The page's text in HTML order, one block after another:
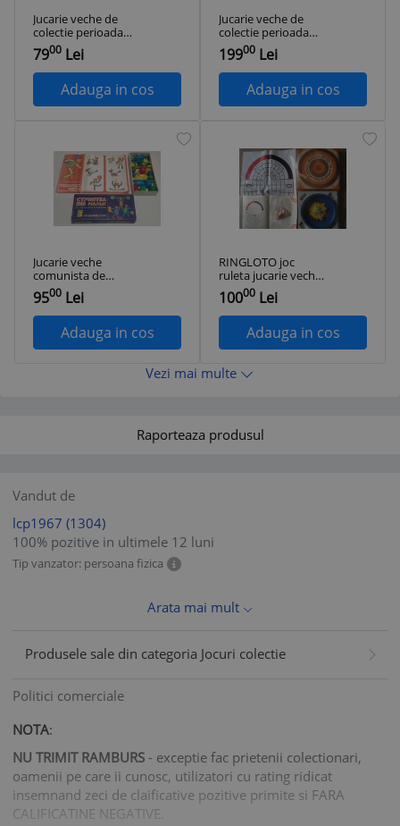
Jucarie veche de
colectie perioada
comunista
PHILIFORRM 402
Joc de constructie
7900 Lei
Adauga in cos
Jucarie veche de
colectie perioada
comunista
PHILIFORRM 401
Joc de constructie
19900 Lei
Adauga in cos
Jucarie veche
comunista de
colectie JOC VECHI
MONTAJ
Constructie
FIGURINE
9500 Lei
Adauga in cos
RINGLOTO joc
ruleta jucarie veche
de colectie din
perioada comunista
sovietica made in
USSR Estonia
10000 Lei
Adauga in cos
Vezi mai multe
Raporteaza produsul
Vandut de
lcp1967 (1304)
100% pozitive in ultimele 12 luni
Tip vanzator: persoana fizica
Arata mai mult
Produsele sale din categoria Jocuri colectie
Politici comerciale
NOTA:
NU TRIMIT RAMBURS - exceptie fac prietenii colectionari,
oamenii pe care ii cunosc, utilizatori cu rating ridicat
insemnand zeci de claificative pozitive primite si FARA
CALIFICATINE NEGATIVE.